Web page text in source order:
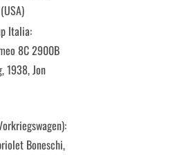
Italia:
8C 2900B
1938, Jon
Boneschi,